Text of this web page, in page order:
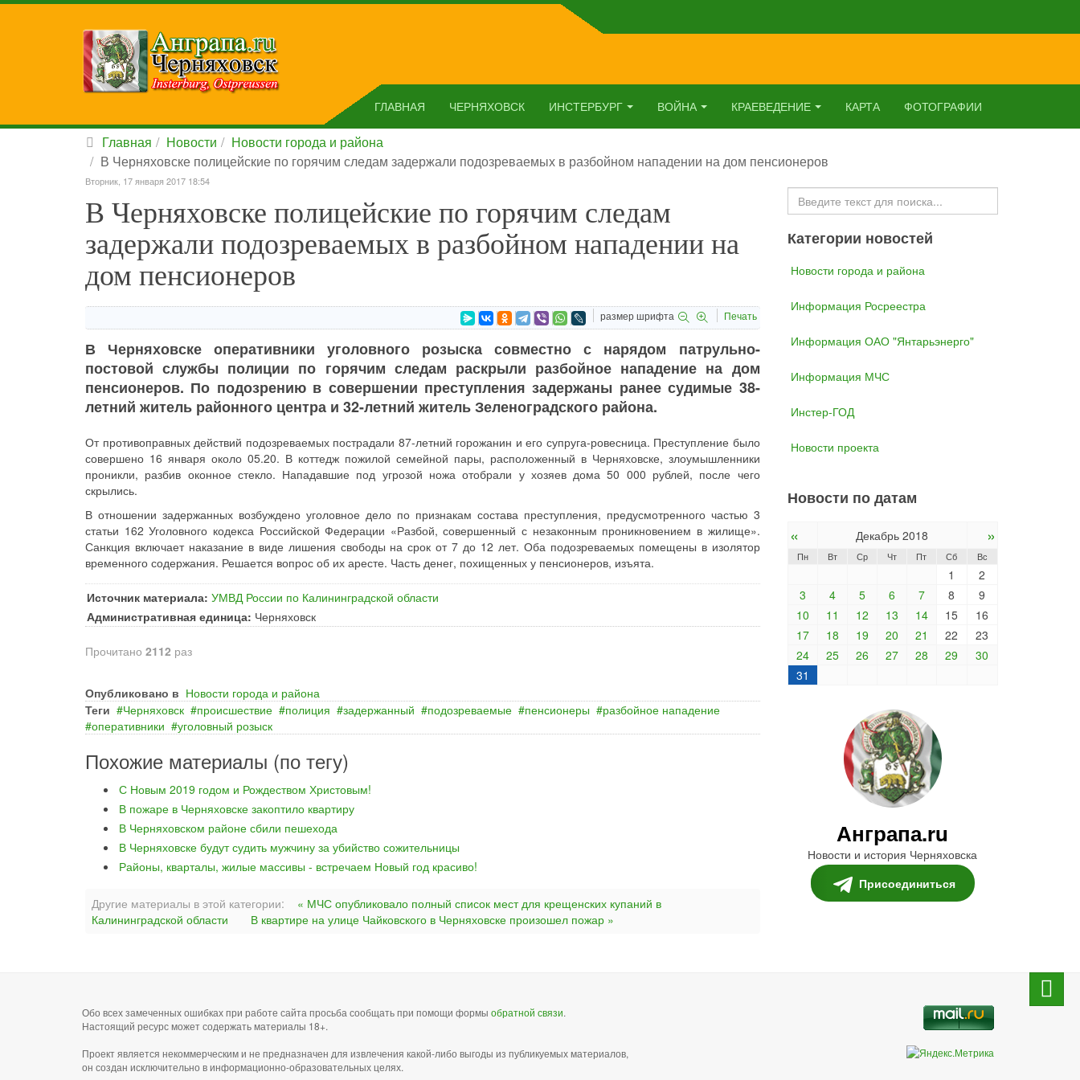
ГЛАВНАЯ ЧЕРНЯХОВСК ИНСТЕРБУРГ ВОЙНА КРАЕВЕДЕНИЕ КАРТА ФОТОГРАФИИ
Главная Новости
Новости города и района
В Черняховске полицейские по горячим следам задержали подозреваемых в разбойном нападении на дом пенсионеров
Вторник, 17 января 2017 18:54
В Черняховске полицейские по горячим следам
задержали подозреваемых в разбойном нападении на
дом пенсионеров
размер шрифта Печать
В Черняховске оперативники уголовного розыска совместно с нарядом патрульно-
постовой службы полиции по горячим следам раскрыли разбойное нападение на дом
пенсионеров. По подозрению в совершении преступления задержаны ранее судимые 38-
летний житель районного центра и 32-летний житель Зеленоградского района.
От противоправных действий подозреваемых пострадали 87-летний горожанин и его супруга-ровесница. Преступление было
совершено 16 января около 05.20. В коттедж пожилой семейной пары, расположенный в Черняховске, злоумышленники
проникли, разбив оконное стекло. Нападавшие под угрозой ножа отобрали у хозяев дома 50 000 рублей, после чего
скрылись.
В отношении задержанных возбуждено уголовное дело по признакам состава преступления, предусмотренного частью 3
статьи 162 Уголовного кодекса Российской Федерации «Разбой, совершенный с незаконным проникновением в жилище».
Санкция включает наказание в виде лишения свободы на срок от 7 до 12 лет. Оба подозреваемых помещены в изолятор
временного содержания. Решается вопрос об их аресте. Часть денег, похищенных у пенсионеров, изъята.
Источник материала: УМВД России по Калининградской области
Административная единица: Черняховск
Прочитано 2112 раз
Опубликовано в Новости города и района
Теги
Черняховск происшествие полиция задержанный подозреваемые пенсионеры
разбойное нападение
оперативники
уголовный розыск
Похожие материалы (по тегу)
С Новым 2019 годом и Рождеством Христовым!
В пожаре в Черняховске закоптило квартиру
В Черняховском районе сбили пешехода
В Черняховске будут судить мужчину за убийство сожительницы
Районы, кварталы, жилые массивы - встречаем Новый год красиво!
Другие материалы в этой категории:
« МЧС опубликовало полный список мест для крещенских купаний в
Калининградской области
В квартире на улице Чайковского в Черняховске произошел пожар »
Искать...
Категории новостей
Новости города и района
Информация Росреестра
Информация ОАО "Янтарьэнерго"
Информация МЧС
Инстер-ГОД
Новости проекта
Новости по датам
« Декабрь 2018 »
Пн Вт Ср Чт Пт Сб Вс
1
2
3
4 5 6 7 8
9
10
11 12 13 14 15
16
17
18 19 20 21 22
23
24
25 26 27 28 29
30
31
Анграпа.ru
Новости и история Черняховска
Присоединиться
Обо всех замеченных ошибках при работе сайта просьба сообщать при помощи формы обратной связи.
Настоящий ресурс может содержать материалы 18+.
Проект является некоммерческим и не предназначен для извлечения какой-либо выгоды из публикуемых материалов,
он создан исключительно в информационно-образовательных целях.